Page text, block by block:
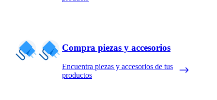
Compra piezas y accesorios
Encuentra piezas y accesorios de tus
productos